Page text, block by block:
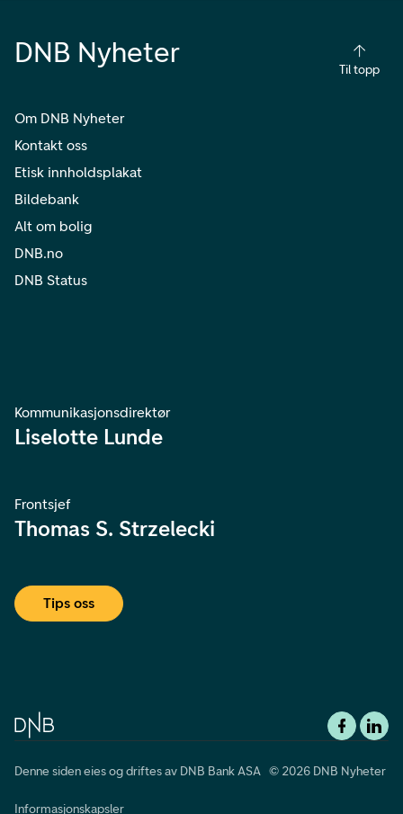
DNB Nyheter
Til topp
Om DNB Nyheter
Kontakt oss
Etisk innholdsplakat
Bildebank
Alt om bolig
DNB.no
DNB Status
Kommunikasjonsdirektør
Liselotte Lunde
Frontsjef
Thomas S. Strzelecki
Tips oss
Denne siden eies og driftes av DNB Bank ASA © 2026 DNB Nyheter
Informasjonskapsler